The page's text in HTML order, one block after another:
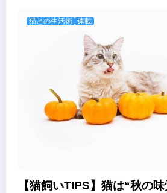
猫との生活術 連載
【猫飼いTIPS】猫は“秋の